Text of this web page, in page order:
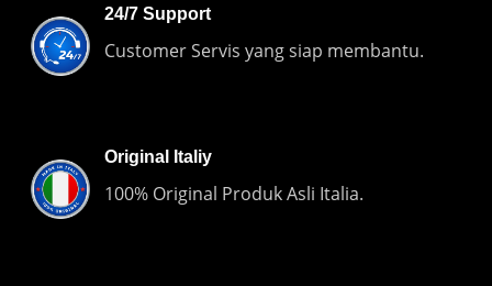
24/7 Support
Customer Servis yang siap membantu.
Original Italiy
100% Original Produk Asli Italia.